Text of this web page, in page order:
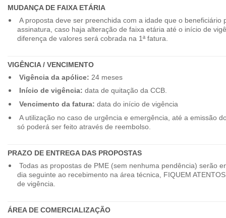
MUDANÇA DE FAIXA ETÁRIA
A proposta deve ser preenchida com a idade que o beneficiário
assinatura, caso haja alteração de faixa etária até o início de
diferença de valores será cobrada na 1ª fatura.
VIGÊNCIA / VENCIMENTO
Vigência da apólice: 24 meses
Início de vigência: data de quitação da CCB.
Vencimento da fatura: data do início de vigência
A utilização no caso de urgência e emergência, até a emissão
só poderá ser feito através de reembolso.
PRAZO DE ENTREGA DAS PROPOSTAS
Todas as propostas de PME (sem nenhuma pendência) serão
dia seguinte ao recebimento na área técnica, FIQUEM
de vigência.
ÁREA DE COMERCIALIZAÇÃO